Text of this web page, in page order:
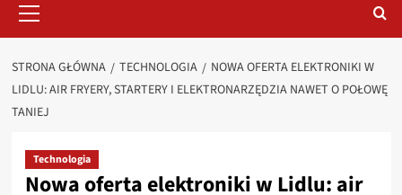
główne
STRONA GŁÓWNA TECHNOLOGIA
NOWA OFERTA ELEKTRONIKI W
LIDLU: AIR FRYERY, STARTERY I ELEKTRONARZĘDZIA NAWET O POŁOWĘ
TANIEJ
Technologia
Nowa oferta elektroniki w Lidlu: air